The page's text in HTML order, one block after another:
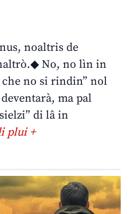
noaltris de
No, no lìn in
no si rindin” nol
ma pal
di lâ in
plui +